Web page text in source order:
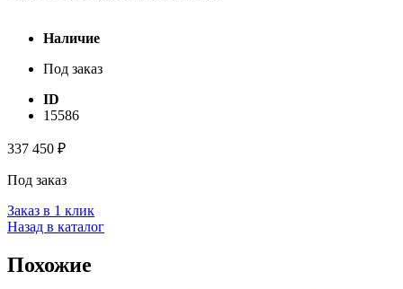
Наличие
Под заказ
ID
15586
337 450 ₽
Под заказ
Заказ в 1 клик
Назад в каталог
Похожие